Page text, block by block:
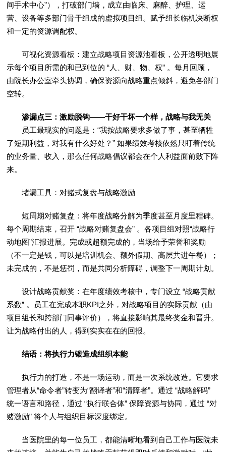
间手术中心”），打破部门墙，成立由临床、麻醉、护理、运
营、设备等多部门骨干组成的虚拟项目组。赋予组长临机决断权
和一定的资源调配权。
可视化资源看板：建立战略项目资源池看板，公开透明地展
示每个项目所需的和已到位的 “人、财、物、权” 。每月回顾，
由院长办公室牵头协调，确保资源向战略重点倾斜，避免各部门
空转。
渗漏点三：激励脱钩——干好干坏一个样，战略与我无关
员工最现实的问题是：“我按战略要求多做了事，甚至牺牲
了短期利益，对我有什么好处？” 如果绩效考核依然只盯着传统
的业务量、收入，那么任何战略倡议都会在个人利益面前败下阵
来。
堵漏工具：对赌式复盘与战略激励
短周期对赌复盘：将年度战略分解为季度甚至月度里程碑。
每个周期结束，召开 “战略对赌复盘会” 。各项目组对照“战略行
动地图”汇报进展。完成或超额完成的，当场给予荣誉和奖励
（不一定是钱，可以是培训机会、额外假期、高层共进午餐）；
未完成的，不是惩罚，而是共同分析障碍，调整下一周期计划。
设计战略贡献奖：在年度绩效考核中，专门设立 “战略贡献
系数” 。员工在完成本职KPI之外，对战略项目的实际贡献（由
项目组长和跨部门同事评价），将直接影响其最终奖金和晋升。
让为战略付出的人，得到实实在在的回报。
结语：将执行力锻造成组织本能
执行力的打造，不是一场运动，而是一次系统改造。它要求
管理者从“命令者”转变为“翻译者”和“清障者”。通过 “战略解码”
统一语言和路径，通过 “执行联合体” 保障资源与协同，通过 “对
赌激励” 将个人与组织目标深度绑定。
当医院里的每一位员工，都能清晰地看到自己工作与医院未